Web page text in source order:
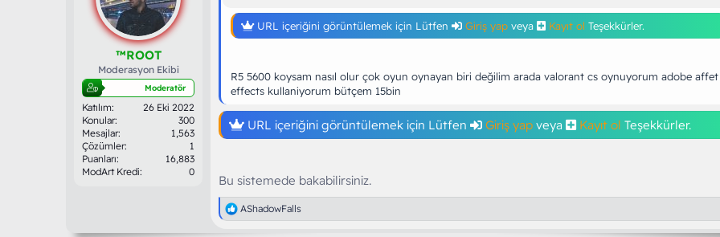
™ROOT
Moderasyon Ekibi
Moderatör
Katılım
26 Eki 2022
Konular
300
Mesajlar
1,563
Çözümler
1
Puanları
16,883
ModArt Kredi
0
URL içeriğini görüntülemek için Lütfen Giriş yap veya Kayıt ol Teşekkürler.
R5 5600 koysam nasıl olur çok oyun oynayan biri değilim arada valorant cs oynuyorum adobe affet
effects kullaniyorum bütçem 15bin
URL içeriğini görüntülemek için Lütfen Giriş yap veya Kayıt ol Teşekkürler.
Bu sistemede bakabilirsiniz.
T
e
AShadowFalls